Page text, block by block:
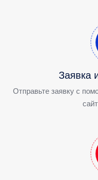
Заявка
Отправьте заявку с